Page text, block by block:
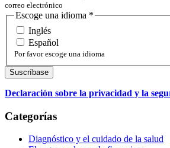
correo electrónico
Escoge una idioma *
Inglés
Español
Por favor escoge una idioma
Declaración sobre la privacidad y la
Categorías
Diagnóstico y el cuidado de la salud